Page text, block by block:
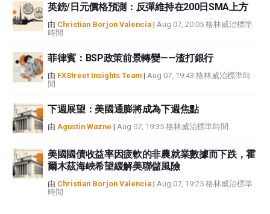
英鎊/日元價格預測：反彈維持在200日SMA上方
由 Christian Borjon Valencia | Aug 07, 20:05 格林威治標準
時間
菲律賓：BSP政策前景轉變——渣打銀行
由 FXStreet Insights Team | Aug 07, 19:43 格林威治標準時
間
下週展望：美國通膨將成為下週焦點
由 Agustin Wazne | Aug 07, 19:35 格林威治標準時間
美國國債收益率因疲軟的非農就業數據而下跌，霍
爾木茲海峽希望緩解美聯儲風險
由 Christian Borjon Valencia | Aug 07, 19:25 格林威治標準
時間